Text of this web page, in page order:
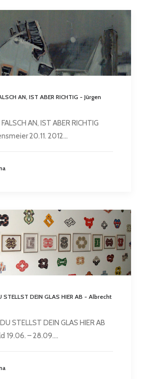
AN, IST ABER RICHTIG - Jürgen
AN, IST ABER RICHTIG
20.11. 2012…
STELLST DEIN GLAS HIER AB - Albrecht
STELLST DEIN GLAS HIER AB
19.06. – 28.09.…